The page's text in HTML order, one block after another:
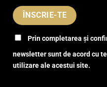
Prin completarea și
newsletter sunt de acord cu
utilizare ale acestui site.